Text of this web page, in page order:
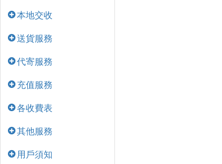
本地交收
送貨服務
代寄服務
充值服務
各收費表
其他服務
用戶須知